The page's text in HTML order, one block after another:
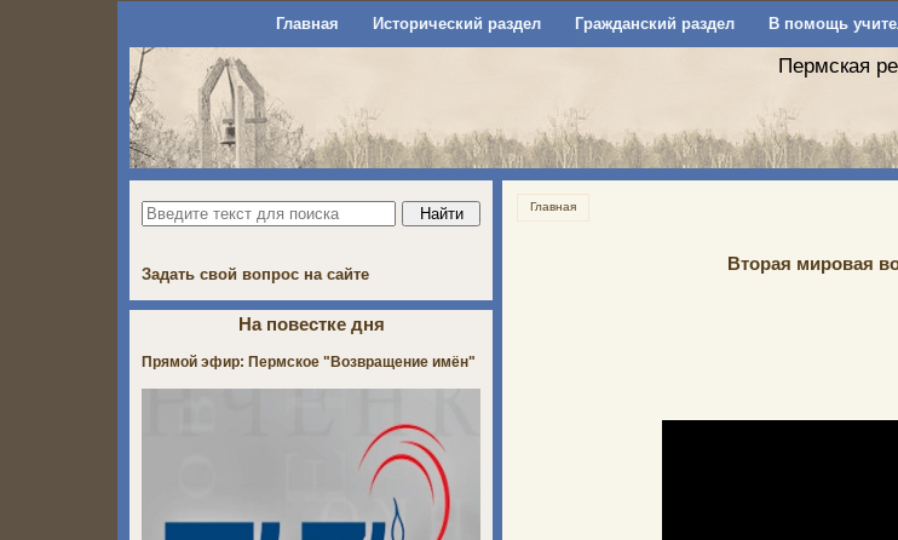
Главная Исторический раздел Гражданский раздел В помощь
Пермская
Главная
Вторая мировая
Задать свой вопрос на сайте
На повестке дня
Прямой эфир: Пермское "Возвращение имён"